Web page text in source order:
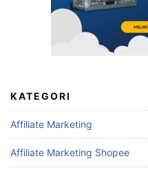
KATEGORI
Affiliate Marketing
Affiliate Marketing Shopee